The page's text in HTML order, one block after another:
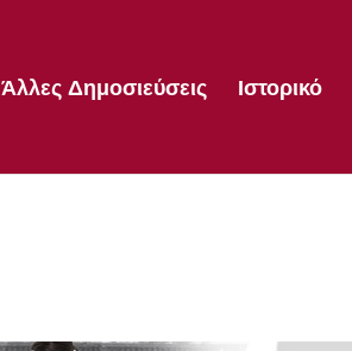
Άλλες Δημοσιεύσεις Ιστορικό